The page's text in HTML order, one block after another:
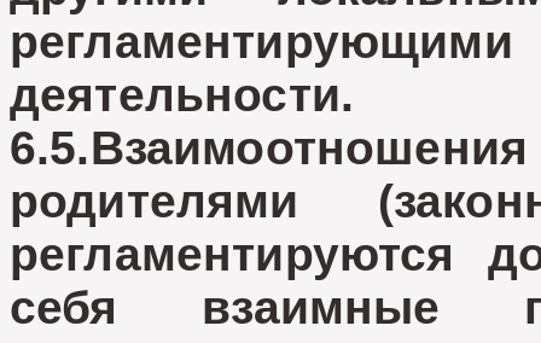
деятельности.
родителями
регламентируются
себя взаимные